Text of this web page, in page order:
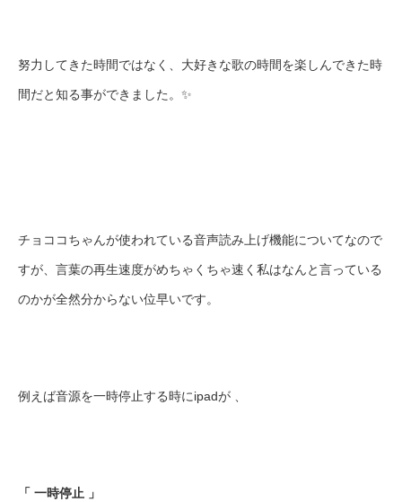
努力してきた時間ではなく、大好きな歌の時間を楽しんできた時
間だと知る事ができました。✨
チョココちゃんが使われている音声読み上げ機能についてなので
すが、言葉の再生速度がめちゃくちゃ速く私はなんと言っている
のかが全然分からない位早いです。
例えば音源を一時停止する時にipadが 、
「 一時停止 」